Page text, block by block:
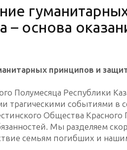
– основа
принципов и
Полумесяца Республики
трагическими событиями в
Общества
Мы разделяем
семьям погибших и